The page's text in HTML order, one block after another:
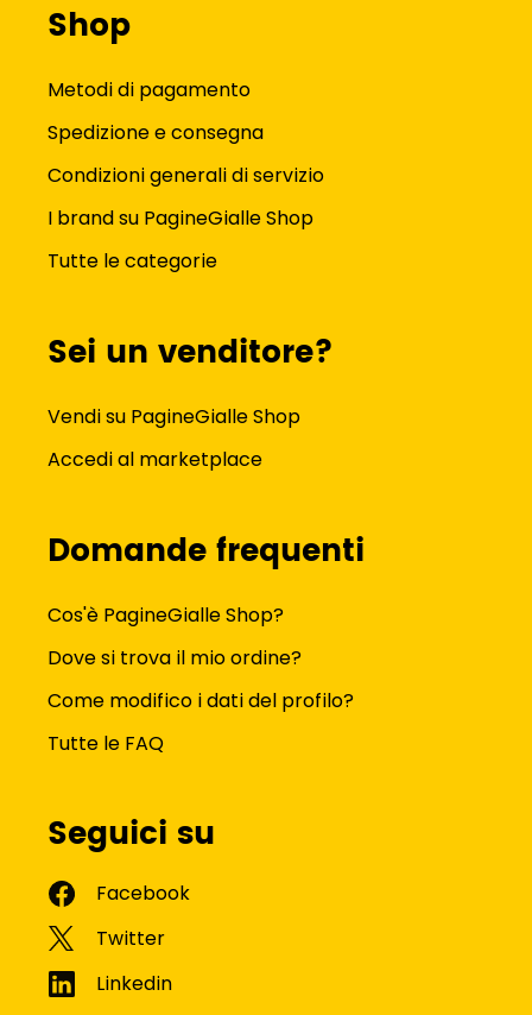
Shop
Metodi di pagamento
Spedizione e consegna
Condizioni generali di servizio
I brand su PagineGialle Shop
Tutte le categorie
Sei un venditore?
Vendi su PagineGialle Shop
Accedi al marketplace
Domande frequenti
Cos'è PagineGialle Shop?
Dove si trova il mio ordine?
Come modifico i dati del profilo?
Tutte le FAQ
Seguici su